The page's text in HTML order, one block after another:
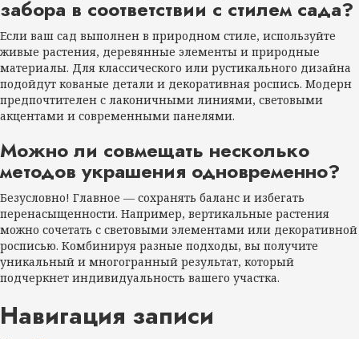
забора в соответствии с стилем сада?
Если ваш сад выполнен в природном стиле, используйте
живые растения, деревянные элементы и природные
материалы. Для классического или рустикального дизайна
подойдут кованые детали и декоративная роспись. Модерн
предпочтителен с лаконичными линиями, световыми
акцентами и современными панелями.
Можно ли совмещать несколько
методов украшения одновременно?
Безусловно! Главное — сохранять баланс и избегать
перенасыщенности. Например, вертикальные растения
можно сочетать с световыми элементами или декоративной
росписью. Комбинируя разные подходы, вы получите
уникальный и многогранный результат, который
подчеркнет индивидуальность вашего участка.
Навигация записи